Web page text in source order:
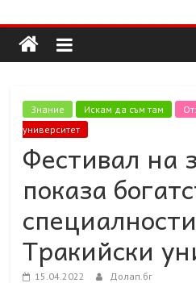
to
content
Долап
БГ
култура|
изкуство|
мода|
събития|
кухня|
реклама|
минало|
Знание Искам да съм там
университет
Фестивал на
показа
Тракийски
15.04.2022 Долап.бг